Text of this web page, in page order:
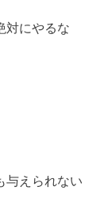
対にやるな
与えられない